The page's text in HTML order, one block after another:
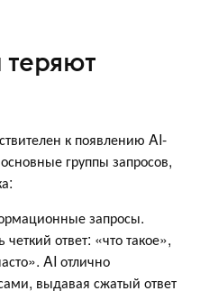
к появлению AI-
группы запросов,
запросы.
четкий ответ: «что такое»,
AI отлично
выдавая сжатый ответ